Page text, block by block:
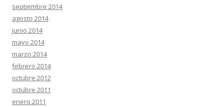
septiembre 2014
agosto 2014
junio 2014
mayo 2014
marzo 2014
febrero 2014
octubre 2012
octubre 2011
enero 2011